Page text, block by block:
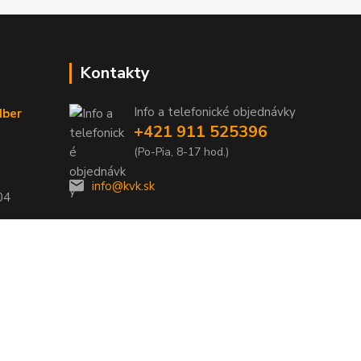
Kontakty
Info a telefonické objednávky
+421 911 525396
(Po-Pia, 8-17 hod.)
info@kvk.sk